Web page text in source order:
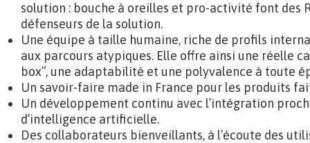
solution : bouche à oreilles et pro-activité font des
défenseurs de la solution.
Une équipe à taille humaine, riche de profils
aux parcours atypiques. Elle offre ainsi une réelle
box”, une adaptabilité et une polyvalence à toute
Un savoir-faire made in France pour les produits
Un développement continu avec l’intégration
d’intelligence artificielle.
Des collaborateurs bienveillants, à l’écoute des